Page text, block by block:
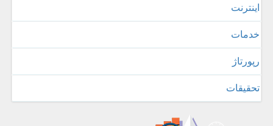
اینترنت
خدمات
رپورتاژ
تحقیقات